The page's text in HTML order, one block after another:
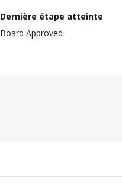
Dernière étape atteinte
Board Approved